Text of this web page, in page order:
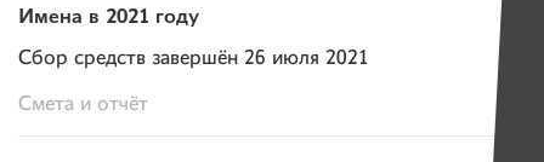
Имена в 2021 году
Сбор средств завершён 26 июля 2021
Смета и отчёт